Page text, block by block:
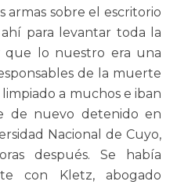
armas sobre el escritorio
para levantar toda la
que lo nuestro era una
de la muerte
a muchos e iban
de nuevo detenido en
Nacional de Cuyo,
después. Se había
con Kletz, abogado